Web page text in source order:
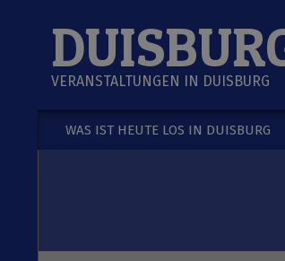
VERANSTALTUNGEN IN DUISBURG
Secondary
WAS IST HEUTE LOS IN DUISBURG